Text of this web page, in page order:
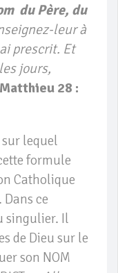
du Père, du
leur à
prescrit. Et
jours,
28 :
sur lequel
formule
Catholique
ce
singulier. Il
de Dieu sur le
son NOM